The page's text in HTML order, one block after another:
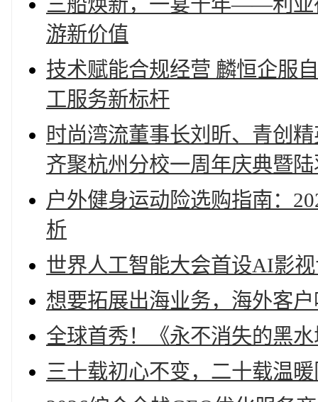
游新价值
技术赋能合规经营 麟恒企服
工服务新标杆
时尚湾流董事长刘昕、青创
齐聚杭州分校一周年庆典暨
户外健身运动险选购指南：
析
世界人工智能大会首设AI影
想要拓展出海业务，海外客
全球首秀！《永不消失的黑
三十载初心不变，二十载温